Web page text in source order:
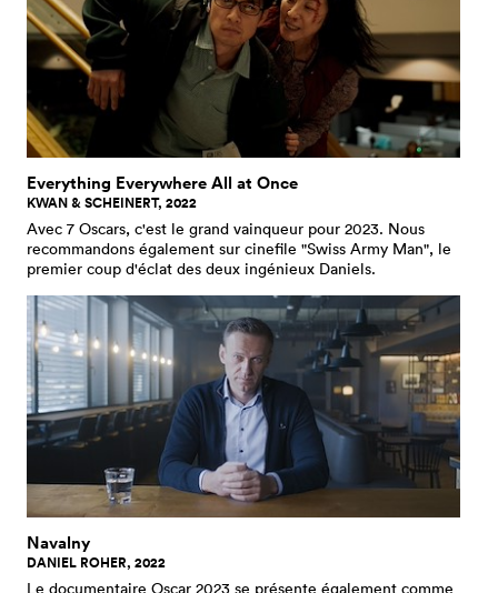
Everything Everywhere All at Once
KWAN & SCHEINERT, 2022
Avec 7 Oscars, c'est le grand vainqueur pour 2023. Nous
recommandons également sur cinefile "Swiss Army Man", le
premier coup d'éclat des deux ingénieux Daniels.
Navalny
DANIEL ROHER, 2022
Le documentaire Oscar 2023 se présente également comme